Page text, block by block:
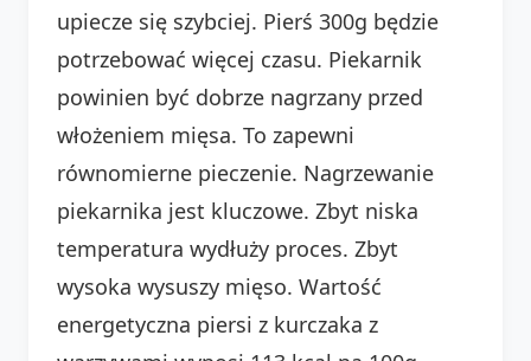
upiecze się szybciej. Pierś 300g będzie
potrzebować więcej czasu. Piekarnik
powinien być dobrze nagrzany przed
włożeniem mięsa. To zapewni
równomierne pieczenie. Nagrzewanie
piekarnika jest kluczowe. Zbyt niska
temperatura wydłuży proces. Zbyt
wysoka wysuszy mięso. Wartość
energetyczna piersi z kurczaka z